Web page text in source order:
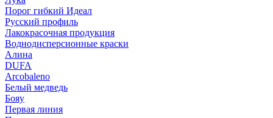
Порог гибкий Идеал
Русский профиль
Лакокрасочная продукция
Воднодисперсионные краски
Алина
DUFA
Arcobaleno
Белый медведь
Бояу
Первая линия